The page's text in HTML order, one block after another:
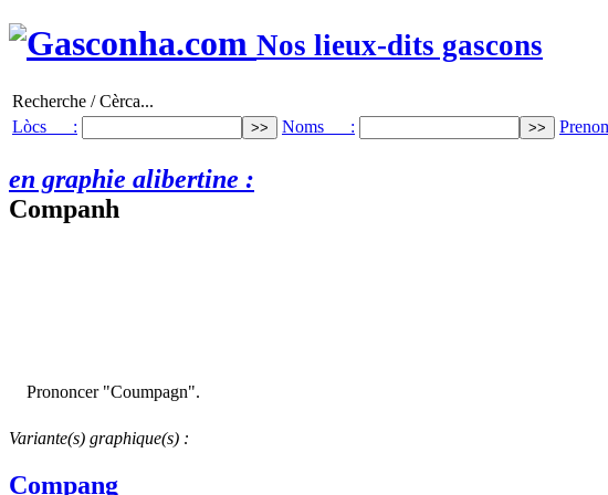
Nos lieux-dits gascons
Recherche / Cèrca...
Lòcs :
Noms :
en graphie alibertine :
Companh
Prononcer "Coumpagn".
Variante(s) graphique(s) :
Compang